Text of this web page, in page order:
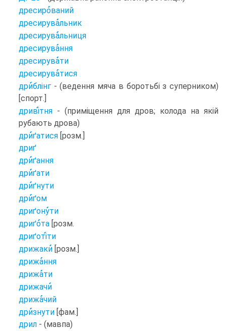
дресирований
дресирувальник
дресирувальниця
дресирування
дресирувати
дресируватися
дриблінг - (ведення мяча в боротьбі з суперником)
[спорт.]
дривітня - (приміщення для дров; колода на якій
рубають дрова)
дриґатися [розм.]
дриґ
дриґання
дриґати
дриґнути
дриґом
дриґонути
дриґота [розм.
дриґотіти
дрижаки [розм.]
дрижання
дрижати
дрижачи
дрижачий
дризнути [фам.]
дрил - (мавпа)